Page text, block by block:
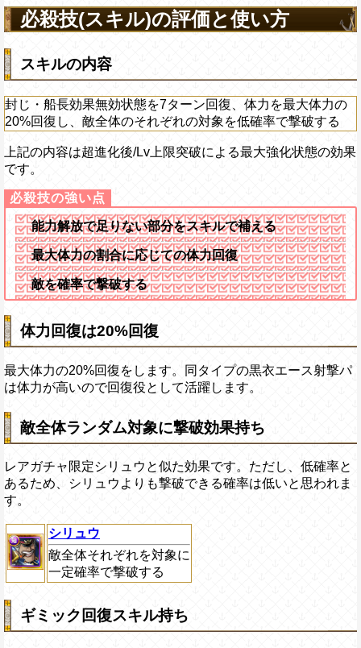
げる
必殺技(スキル)の評価と使い方
スキルの内容
封じ・船長効果無効状態を7ターン回復、体力を最大体力の
20%回復し、敵全体のそれぞれの対象を低確率で撃破する
上記の内容は超進化後/Lv上限突破による最大強化状態の効果
です。
能力解放で足りない部分をスキルで補える
最大体力の割合に応じての体力回復
敵を確率で撃破する
体力回復は20%回復
最大体力の20%回復をします。同タイプの黒衣エース射撃パ
は体力が高いので回復役として活躍します。
敵全体ランダム対象に撃破効果持ち
レアガチャ限定シリュウと似た効果です。ただし、低確率と
あるため、シリュウよりも撃破できる確率は低いと思われま
す。
シリュウ
敵全体それぞれを対象に
一定確率で撃破する
ギミック回復スキル持ち